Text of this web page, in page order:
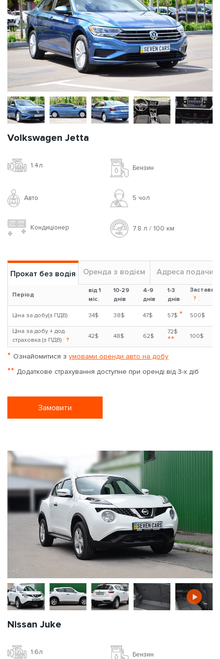
Volkswagen Jetta
1.4л Бензин
Авто 5 чoл
Кондиціонер 7.8 л / 100 км
Прокат без водія Оренда з водієм Адреса подачи
Період
від 1
міс.
10-29
днів
4-9
днів
1-3
днів
Застава
?
Ціна за добу(з ПДВ) 34$ 38$ 47$ 57$ * 500$
Ціна за добу + дод.
страховка (з ПДВ)
?
42$ 48$ 62$
72$
** 100$
* Ознайомитися з умовами оренди авто на добу
** Додаткове страхування доступне при оренді від 3-х діб
Замовити
Nissan Juke
1.6л Бензин